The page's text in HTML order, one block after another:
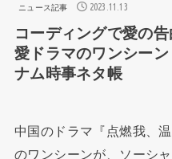
ニュース記事 2023.11.13
コーディングで愛の
愛ドラマのワンシー
ナム時事ネタ帳
中国のドラマ『点燃我、
のワンシーンが、ソーシ